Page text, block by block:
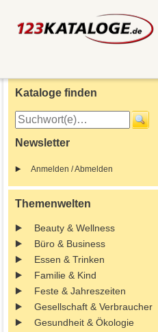
Kataloge finden
Newsletter
Anmelden / Abmelden
Themenwelten
Beauty & Wellness
Büro & Business
Essen & Trinken
Familie & Kind
Feste & Jahreszeiten
Gesellschaft & Verbraucher
Gesundheit & Ökologie